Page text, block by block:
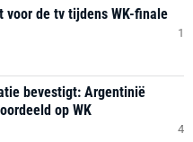
voor de tv tijdens WK-finale
1
bevestigt: Argentinië
op WK
4